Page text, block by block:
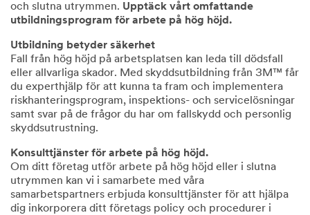
och slutna utrymmen. Upptäck vårt omfattande
utbildningsprogram för arbete på hög höjd.
Utbildning betyder säkerhet
Fall från hög höjd på arbetsplatsen kan leda till dödsfall
eller allvarliga skador. Med skyddsutbildning från 3M™ får
du experthjälp för att kunna ta fram och implementera
riskhanteringsprogram, inspektions- och servicelösningar
samt svar på de frågor du har om fallskydd och personlig
skyddsutrustning.
Konsulttjänster för arbete på hög höjd.
Om ditt företag utför arbete på hög höjd eller i slutna
utrymmen kan vi i samarbete med våra
samarbetspartners erbjuda konsulttjänster för att hjälpa
dig inkorporera ditt företags policy och procedurer i